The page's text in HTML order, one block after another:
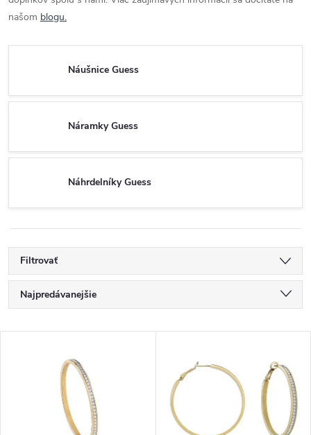
našom blogu.
Náušnice Guess
Náramky Guess
Náhrdelníky Guess
Filtrovať
R
a
Najpredávanejšie
Abecedne